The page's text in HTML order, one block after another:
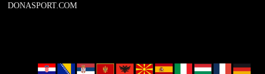
DONASPORT.COM